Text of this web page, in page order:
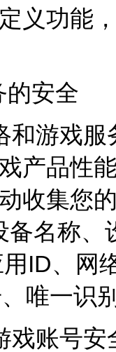
义功能
的安全
和游戏
产品性
收集您
备名称
ID、网
唯一识
戏账号